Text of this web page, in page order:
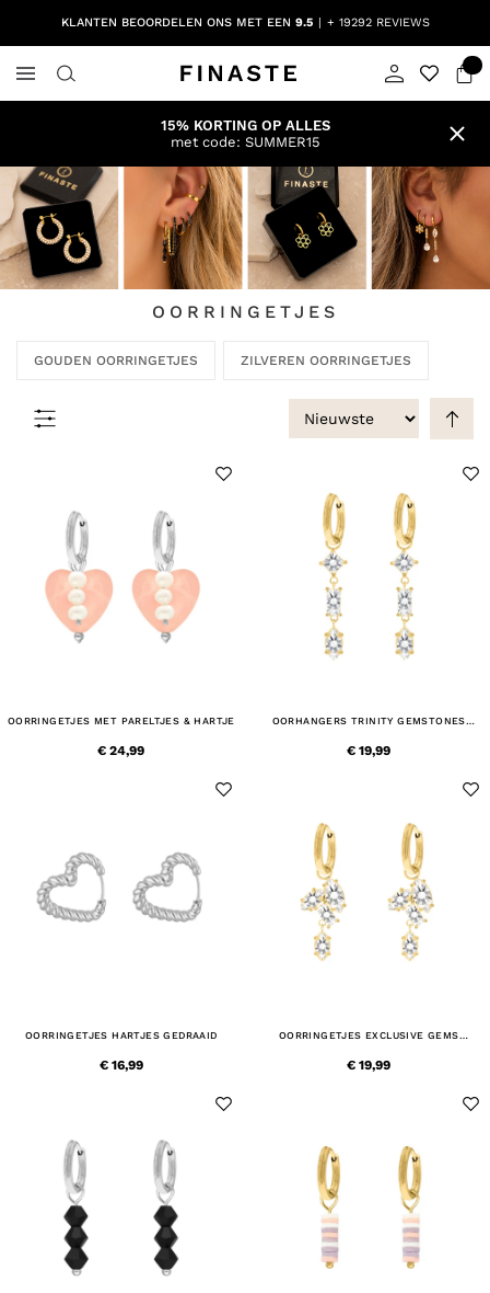
KLANTEN BEOORDELEN ONS MET EEN 9.5 + 19292 REVIEWS
15% KORTING OP ALLES
met code: SUMMER15
OORRINGETJES
GOUDEN OORRINGETJES ZILVEREN OORRINGETJES
OORRINGETJES MET PARELTJES & HARTJE
€ 24,99
OORHANGERS TRINITY GEMSTONES
€ 19,99
OORRINGETJES HARTJES GEDRAAID
€ 16,99
OORRINGETJES EXCLUSIVE GEMS
€ 19,99